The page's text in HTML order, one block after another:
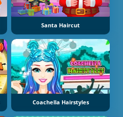
Santa Haircut
Coachella Hairstyles